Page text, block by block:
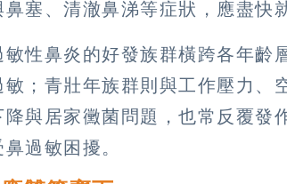
鼻塞、清澈鼻涕等症狀，應盡快
敏性鼻炎的好發族群橫跨各年齡
；青壯年族群則與工作壓力、
降與居家黴菌問題，也常反覆發
過敏困擾。